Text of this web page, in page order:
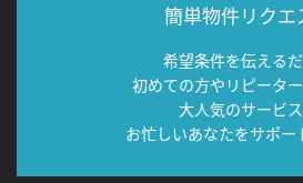
簡単物件リクエ
希望条件を伝えるだ
初めての方やリピータ
大人気のサービス
お忙しいあなたをサポー